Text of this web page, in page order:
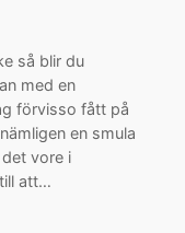
så blir du
med en
förvisso fått på
en smula
vore i
att…